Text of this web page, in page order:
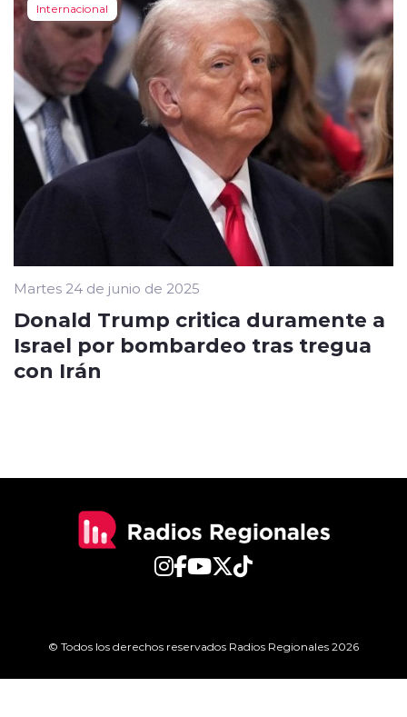
Internacional
Martes 24 de junio de 2025
Donald Trump critica duramente a
Israel por bombardeo tras tregua
con Irán
© Todos los derechos reservados Radios Regionales 2026